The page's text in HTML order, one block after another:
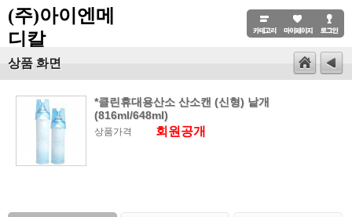
(주)아이엔메
디칼
상품 화면
*클린휴대용산소 산소캔 (신형) 낱개
(816ml/648ml)
상품가격 회원공개